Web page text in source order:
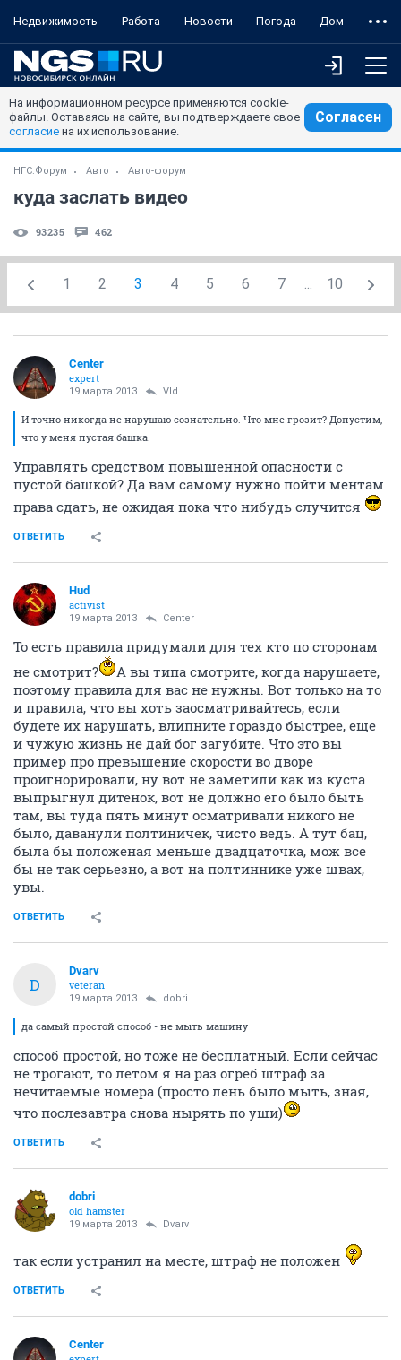
Недвижимость Работа Новости Погода Дом
На информационном ресурсе применяются cookie-
файлы. Оставаясь на сайте, вы подтверждаете свое
согласие на их использование.
Согласен
НГС.Форум Авто Авто-форум
куда заслать видео
93235 462
1 2 3 4 5 6 7 ... 10
Center
expert
19 марта 2013 Vld
И точно никогда не нарушаю сознательно. Что мне грозит? Допустим,
что у меня пустая башка.
Управлять средством повышенной опасности с
пустой башкой? Да вам самому нужно пойти ментам
права сдать, не ожидая пока что нибудь случится
ОТВЕТИТЬ
Hud
activist
19 марта 2013 Center
То есть правила придумали для тех кто по сторонам
не смотрит?
А вы типа смотрите, когда нарушаете,
поэтому правила для вас не нужны. Вот только на то
и правила, что вы хоть заосматривайтесь, если
будете их нарушать, влипните гораздо быстрее, еще
и чужую жизнь не дай бог загубите. Что это вы
пример про превышение скорости во дворе
проигнорировали, ну вот не заметили как из куста
выпрыгнул дитенок, вот не должно его было быть
там, вы туда пять минут осматривали никого не
было, даванули полтиничек, чисто ведь. А тут бац,
была бы положеная меньше двадцаточка, мож все
бы не так серьезно, а вот на полтиннике уже швах,
увы.
ОТВЕТИТЬ
D
Dvarv
veteran
19 марта 2013 dobri
да самый простой способ - не мыть машину
способ простой, но тоже не бесплатный. Если сейчас
не трогают, то летом я на раз огреб штраф за
нечитаемые номера (просто лень было мыть, зная,
что послезавтра снова нырять по уши)
ОТВЕТИТЬ
dobri
old hamster
19 марта 2013 Dvarv
так если устранил на месте, штраф не положен
ОТВЕТИТЬ
Center